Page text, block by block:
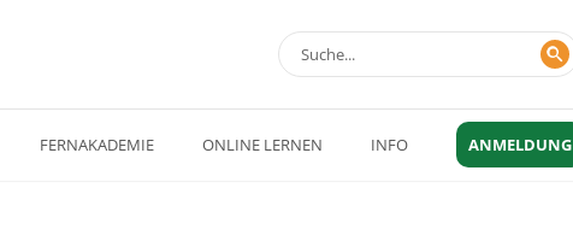
FERNAKADEMIE ONLINE LERNEN INFO ANMELDUNG